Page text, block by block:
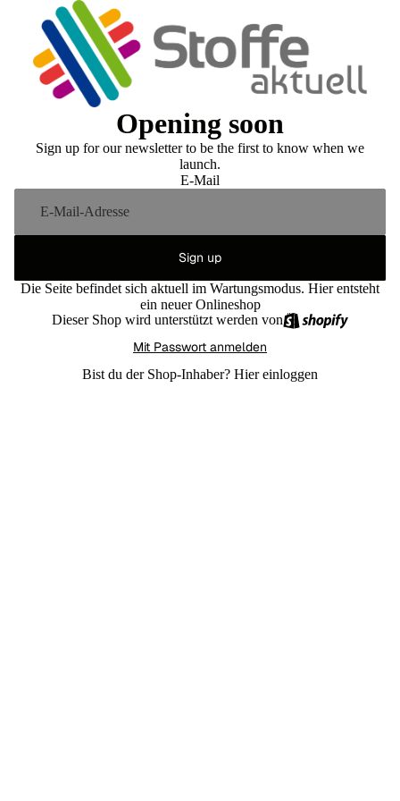
Opening soon
Sign up for our newsletter to be the first to know when we
launch.
E-Mail
Sign up
Die Seite befindet sich aktuell im Wartungsmodus. Hier entsteht
ein neuer Onlineshop
Dieser Shop wird unterstützt werden von
Mit Passwort anmelden
Bist du der Shop-Inhaber? Hier einloggen